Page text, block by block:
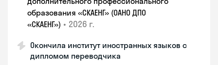
образования «СКАЕНГ» (ОАНО ДПО
«СКАЕНГ») • 2026 г.
Окончила институт иностранных языков с
дипломом переводчика